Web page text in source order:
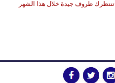
تنتظرك ظروف جيدة خلال هذا الشهر